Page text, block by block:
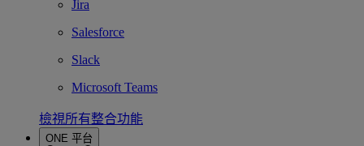
Jira
Salesforce
Slack
Microsoft Teams
檢視所有整合功能
ONE 平台